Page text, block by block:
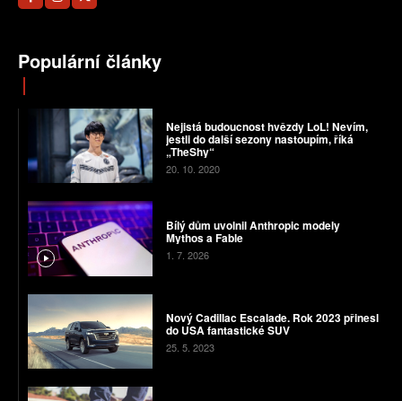
Populární články
Nejistá budoucnost hvězdy LoL! Nevím,
jestli do další sezony nastoupím, říká
„TheShy“
20. 10. 2020
Bílý dům uvolnil Anthropic modely
Mythos a Fable
1. 7. 2026
Nový Cadillac Escalade. Rok 2023 přinesl
do USA fantastické SUV
25. 5. 2023